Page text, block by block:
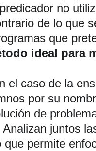
no
de lo que
que
ideal para
el caso de la
por su
de
juntos
que permite